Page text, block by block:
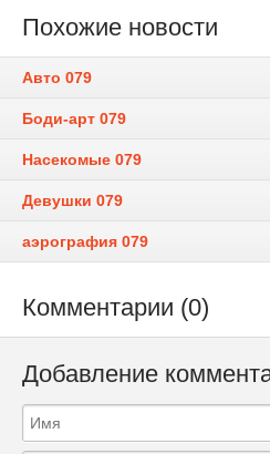
Похожие новости
Авто 079
Боди-арт 079
Насекомые 079
Девушки 079
аэрография 079
Комментарии (0)
Добавление